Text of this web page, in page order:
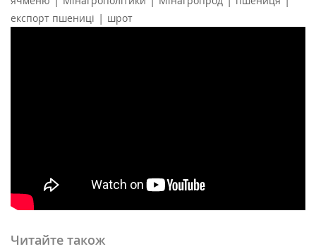
експорт пшениці | шрот
Читайте також